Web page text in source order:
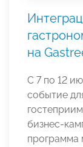
на
С 7 по 12
событие
бизнес-
программа